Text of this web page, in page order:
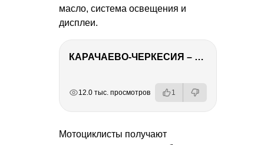
масло, система освещения и
дисплеи.
КАРАЧАЕВО-ЧЕРКЕСИЯ – ПУТЕШЕСТВИЕ НА КАВКАЗ часть 2
12.0 тыс. просмотров 1
Мотоциклисты получают